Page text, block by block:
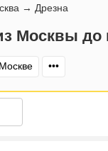
→ Дрезна
Москвы до
•••